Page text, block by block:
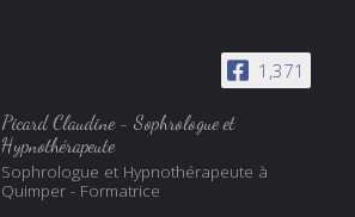
1,371
Picard Claudine - Sophrologue et
Hypnothérapeute
Sophrologue et Hypnothérapeute à
Quimper - Formatrice